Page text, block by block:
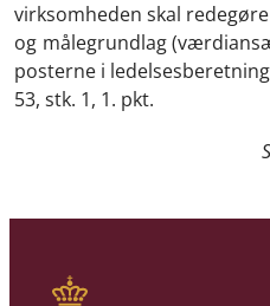
virksomheden skal
og målegrundlag
posterne i
53, stk. 1, 1. pkt.